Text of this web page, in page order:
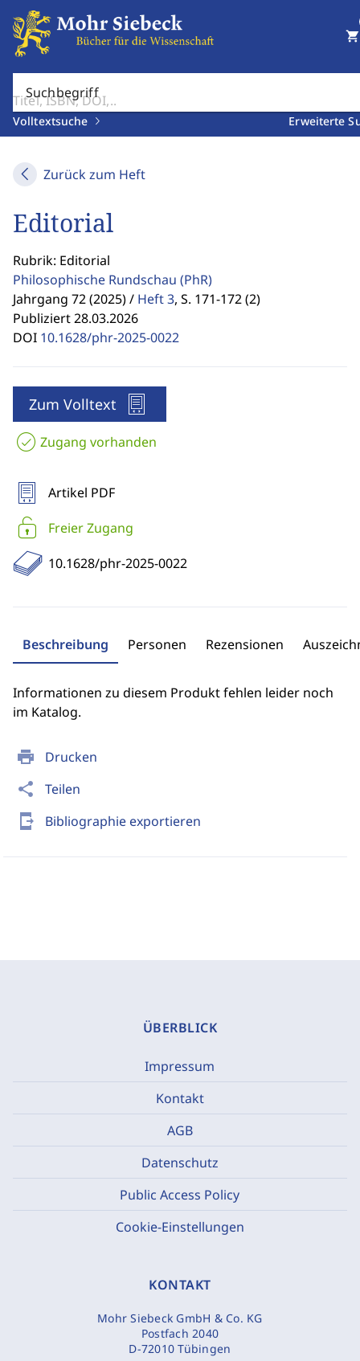
Suchbegriff
Volltextsuche Erweiterte
shopping_cart
Zurück zum Heft
print Drucken
share Teilen
send_to_mobile Bibliographie exportieren
Editorial
Rubrik: Editorial
Philosophische Rundschau (PhR)
Jahrgang 72 (2025) / Heft 3, S. 171-172 (2)
Publiziert 28.03.2026
DOI 10.1628/phr-2025-0022
Zum Volltext
Zugang vorhanden
Artikel PDF
Freier Zugang
10.1628/phr-2025-0022
Beschreibung Personen Rezensionen
Informationen zu diesem Produkt fehlen leider noch
im Katalog.
ÜBERBLICK
Impressum
Kontakt
AGB
Datenschutz
Public Access Policy
Cookie-Einstellungen
KONTAKT
Mohr Siebeck GmbH & Co. KG
Postfach 2040
D-72010 Tübingen